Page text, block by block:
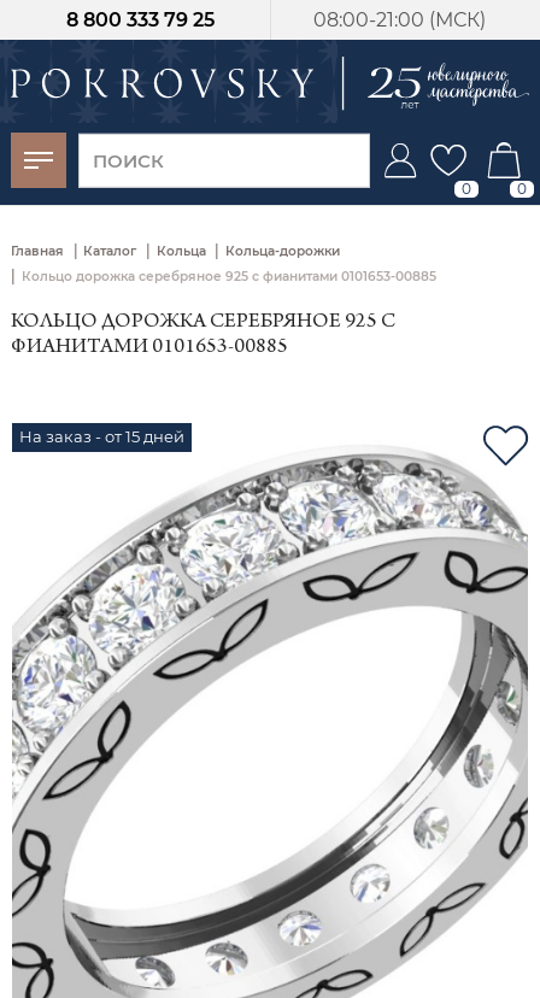
08:00-21:00 (МСК)
8 800 333 79 25
0 0
Главная | Каталог | Кольца | Кольца-дорожки
| Кольцо дорожка серебряное 925 с фианитами 0101653-00885
КОЛЬЦО ДОРОЖКА СЕРЕБРЯНОЕ 925 С
ФИАНИТАМИ 0101653-00885
На заказ - от 15 дней
-30%
от 15 дней с
момента оплаты